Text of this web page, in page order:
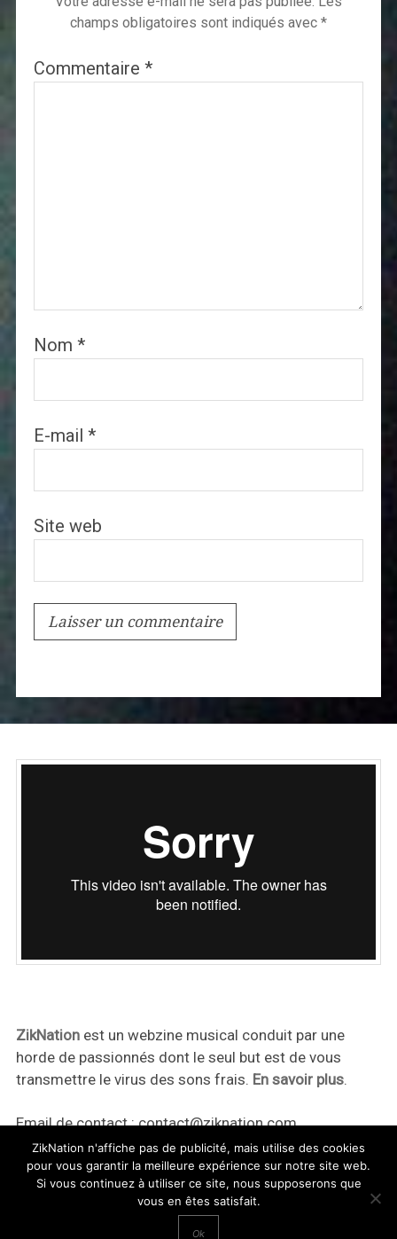
champs obligatoires sont indiqués avec *
Commentaire *
Nom *
E-mail *
Site web
ZikNationest un webzine musical conduit par une
horde de passionnés dont le seul but est de vous
transmettre le virus des sons frais. En savoir plus.
Email de contact :contact@ziknation.com
ZikNation n'affiche pas de publicité, mais utilise des cookies
pour vous garantir la meilleure expérience sur notre site web.
Si vous continuez à utiliser ce site, nous supposerons que
vous en êtes satisfait.
Ok